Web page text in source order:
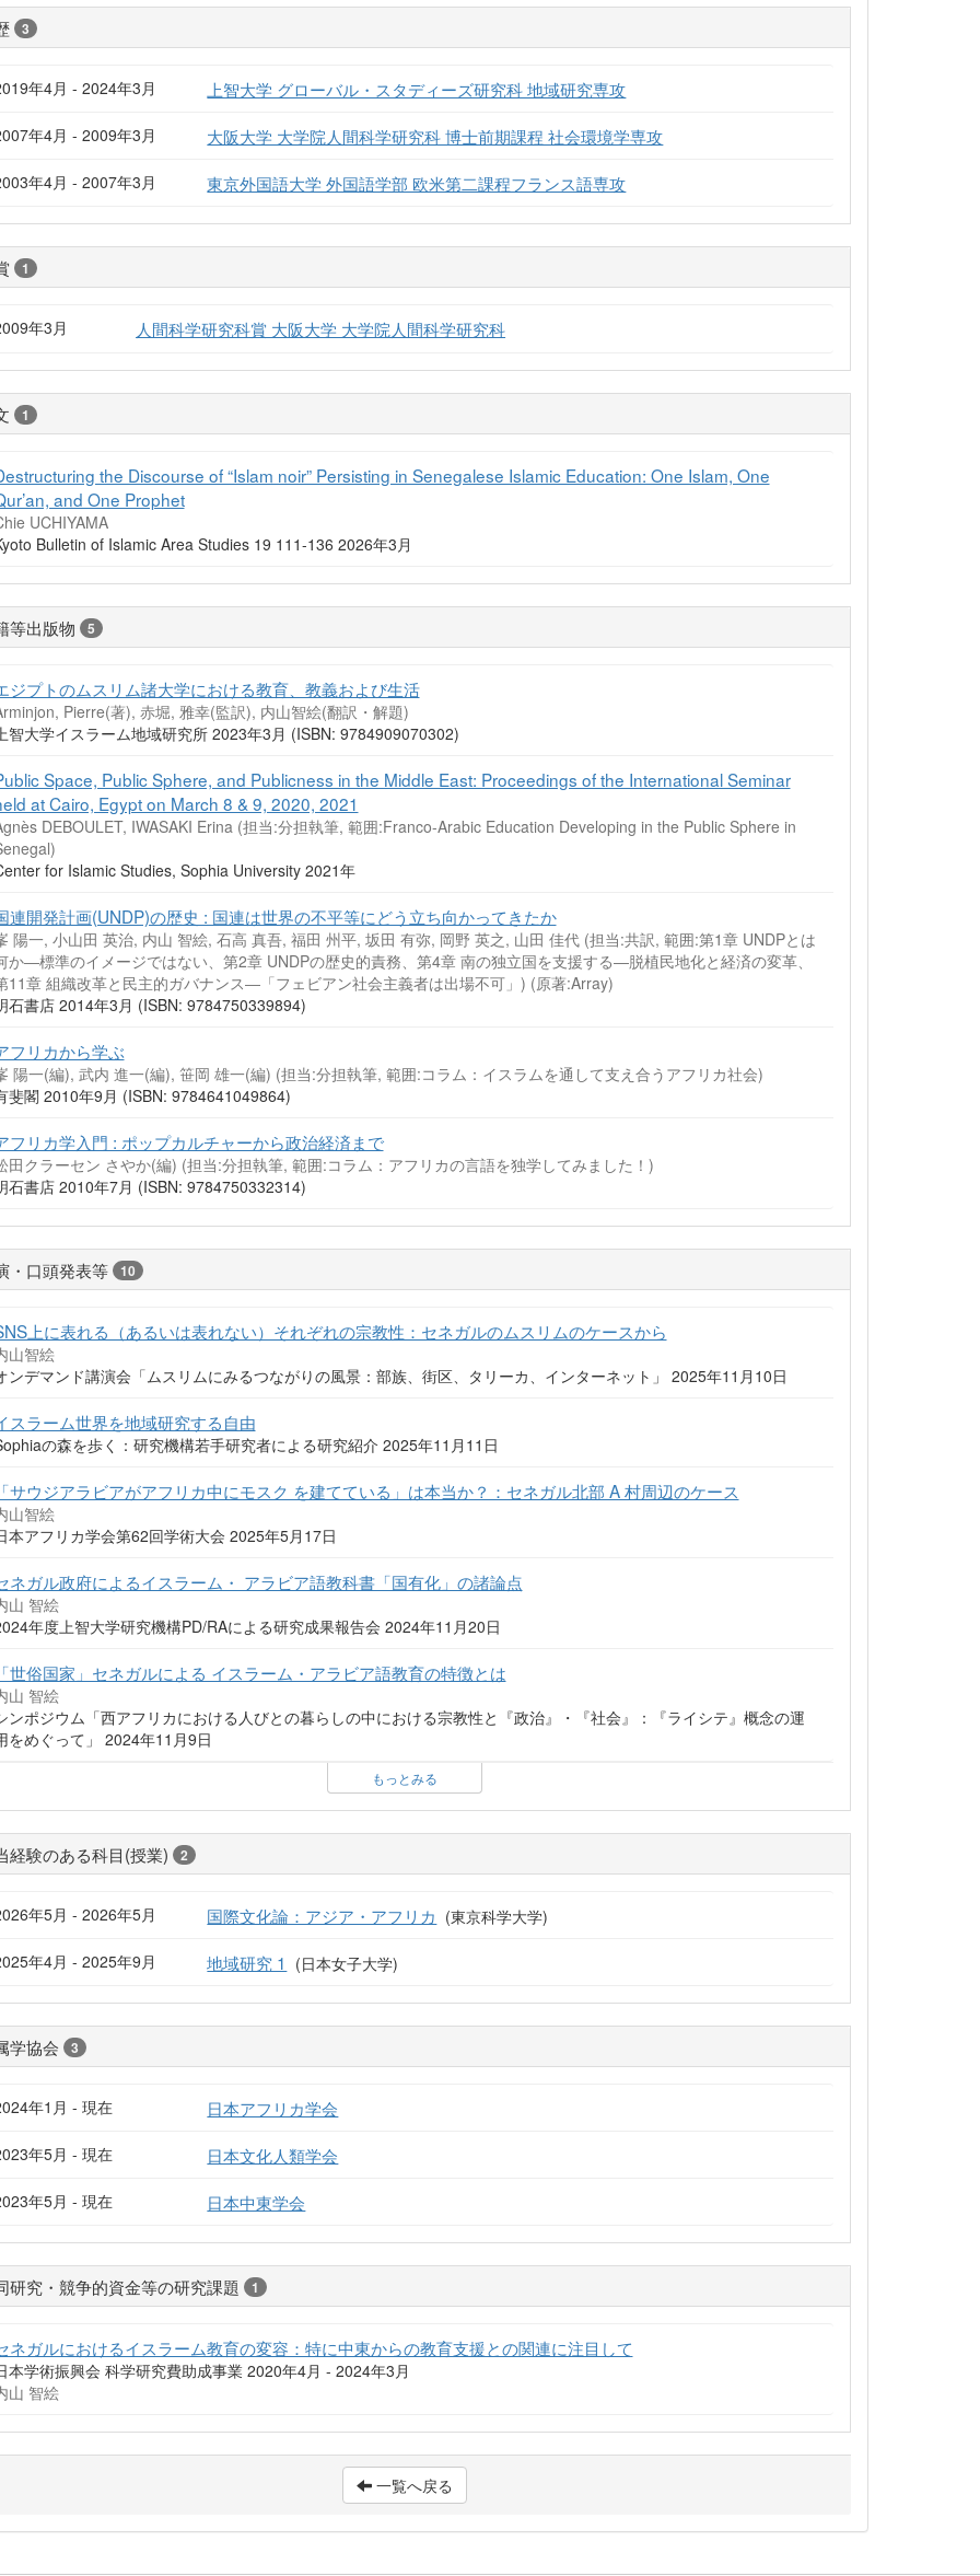
3
年4月 - 2024年3月 上智大学 グローバル・スタディーズ研究科 地域研究専攻
年4月 - 2009年3月 大阪大学 大学院人間科学研究科 博士前期課程 社会環境学専攻
年4月 - 2007年3月 東京外国語大学 外国語学部 欧米第二課程フランス語専攻
1
年3月 人間科学研究科賞 大阪大学 大学院人間科学研究科
1
the Discourse of “Islam noir” Persisting in Senegalese Islamic Education: One Islam, One
and One Prophet
UCHIYAMA
Bulletin of Islamic Area Studies 19 111-136 2026年3月
等出版物 5
ジプトのムスリム諸大学における教育、教義および生活
Pierre(著), 赤堀, 雅幸(監訳), 内山智絵(翻訳・解題)
智大学イスラーム地域研究所 2023年3月 (ISBN: 9784909070302)
Space, Public Sphere, and Publicness in the Middle East: Proceedings of the International Seminar
at Cairo, Egypt on March 8 & 9, 2020, 2021
DEBOULET, IWASAKI Erina (担当:分担執筆, 範囲:Franco-Arabic Education Developing in the Public Sphere in
for Islamic Studies, Sophia University 2021年
連開発計画(UNDP)の歴史 : 国連は世界の不平等にどう立ち向かってきたか
陽一, 小山田 英治, 内山 智絵, 石高 真吾, 福田 州平, 坂田 有弥, 岡野 英之, 山田 佳代 (担当:共訳, 範囲:第1章 UNDPとは
か―標準のイメージではない、第2章 UNDPの歴史的責務、第4章 南の独立国を支援する―脱植民地化と経済の変革、
11章 組織改革と民主的ガバナンス―「フェビアン社会主義者は出場不可」) (原著:Array)
石書店 2014年3月 (ISBN: 9784750339894)
フリカから学ぶ
陽一(編), 武内 進一(編), 笹岡 雄一(編) (担当:分担執筆, 範囲:コラム：イスラムを通して支え合うアフリカ社会)
斐閣 2010年9月 (ISBN: 9784641049864)
フリカ学入門 : ポップカルチャーから政治経済まで
田クラーセン さやか(編) (担当:分担執筆, 範囲:コラム：アフリカの言語を独学してみました！)
石書店 2010年7月 (ISBN: 9784750332314)
・口頭発表等 10
上に表れる（あるいは表れない）それぞれの宗教性：セネガルのムスリムのケースから
山智絵
ンデマンド講演会「ムスリムにみるつながりの風景：部族、街区、タリーカ、インターネット」 2025年11月10日
スラーム世界を地域研究する自由
の森を歩く：研究機構若手研究者による研究紹介 2025年11月11日
サウジアラビアがアフリカ中にモスク を建てている」は本当か？：セネガル北部 A 村周辺のケース
山智絵
本アフリカ学会第62回学術大会 2025年5月17日
ネガル政府によるイスラーム・ アラビア語教科書「国有化」の諸論点
山 智絵
年度上智大学研究機構PD/RAによる研究成果報告会 2024年11月20日
世俗国家」セネガルによる イスラーム・アラビア語教育の特徴とは
山 智絵
ンポジウム「西アフリカにおける人びとの暮らしの中における宗教性と『政治』・『社会』：『ライシテ』概念の運
をめぐって」 2024年11月9日
もっとみる
経験のある科目(授業) 2
年5月 - 2026年5月 国際文化論：アジア・アフリカ (東京科学大学)
年4月 - 2025年9月 地域研究 1 (日本女子大学)
学協会 3
年1月 - 現在 日本アフリカ学会
年5月 - 現在 日本文化人類学会
年5月 - 現在 日本中東学会
研究・競争的資金等の研究課題 1
ネガルにおけるイスラーム教育の変容：特に中東からの教育支援との関連に注目して
本学術振興会 科学研究費助成事業 2020年4月 - 2024年3月
山 智絵
一覧へ戻る